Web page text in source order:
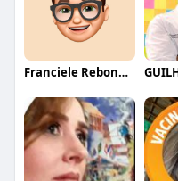
Franciele Rebonatto